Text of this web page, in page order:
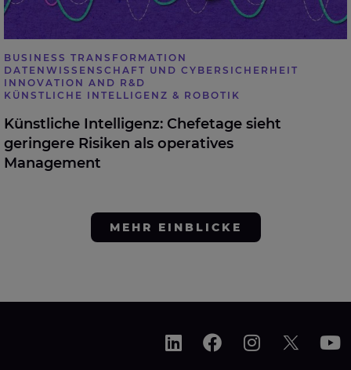
BUSINESS TRANSFORMATION
DATENWISSENSCHAFT UND CYBERSICHERHEIT
INNOVATION AND R&D
KÜNSTLICHE INTELLIGENZ & ROBOTIK
Künstliche Intelligenz: Chefetage sieht
geringere Risiken als operatives
Management
MEHR EINBLICKE